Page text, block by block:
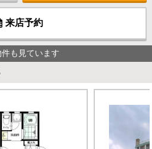
来店予約
も見ています